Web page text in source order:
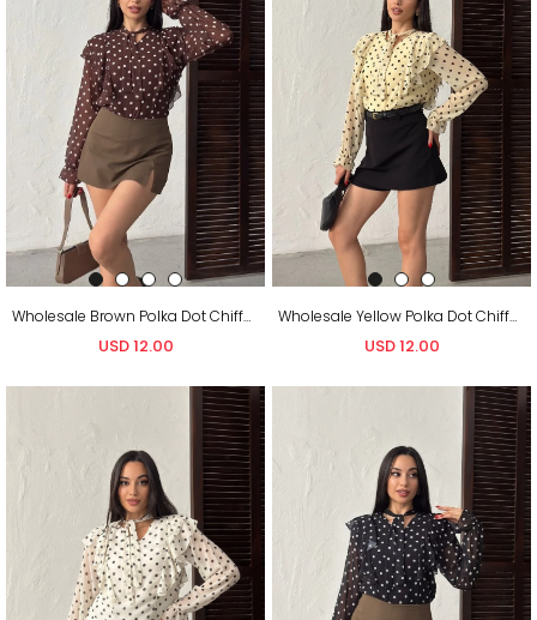
Wholesale Brown Polka Dot Chiffon Blouse
USD 12.00
Wholesale Yellow Polka Dot Chiffon Blouse
USD 12.00